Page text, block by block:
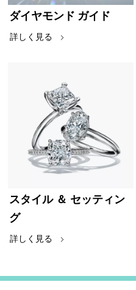
ダイヤモンド ガイド
詳しく見る
スタイル ＆ セッティン
グ
詳しく見る